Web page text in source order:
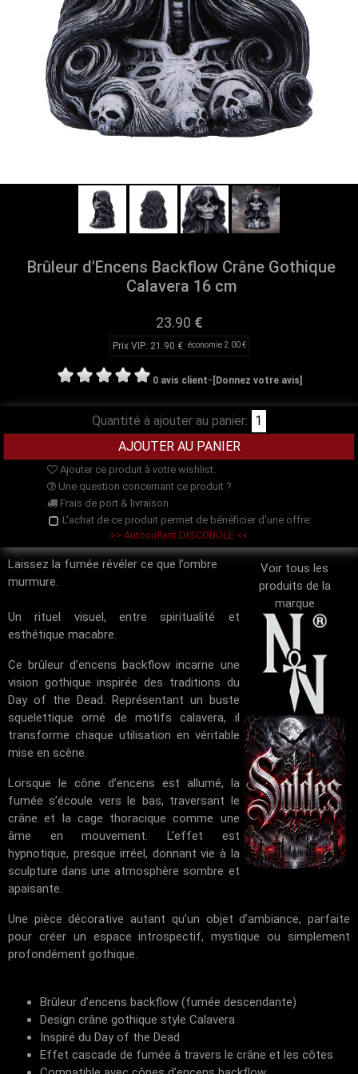
Brûleur d'Encens Backflow Crâne Gothique
Calavera 16 cm
23.90 €
Prix VIP: 21.90 € économie 2.00 €
0 avis client- [Donnez votre avis]
Quantité à ajouter au panier:
Ajouter ce produit à votre wishlist.
Une question concernant ce produit ?
Frais de port & livraison
L'achat de ce produit permet de bénéficier d'une offre:
>> Autocollant DISCOBOLE <<
Voir tous les
produits de la
marque
Laissez la fumée révéler ce que l’ombre
murmure.
Un rituel visuel, entre spiritualité et
esthétique macabre.
Ce brûleur d’encens backflow incarne une
vision gothique inspirée des traditions du
Day of the Dead. Représentant un buste
squelettique orné de motifs calavera, il
transforme chaque utilisation en véritable
mise en scène.
Lorsque le cône d’encens est allumé, la
fumée s’écoule vers le bas, traversant le
crâne et la cage thoracique comme une
âme en mouvement. L’effet est
hypnotique, presque irréel, donnant vie à la
sculpture dans une atmosphère sombre et
apaisante.
Une pièce décorative autant qu’un objet d’ambiance, parfaite
pour créer un espace introspectif, mystique ou simplement
profondément gothique.
Brûleur d’encens backflow (fumée descendante)
Design crâne gothique style Calavera
Inspiré du Day of the Dead
Effet cascade de fumée à travers le crâne et les côtes